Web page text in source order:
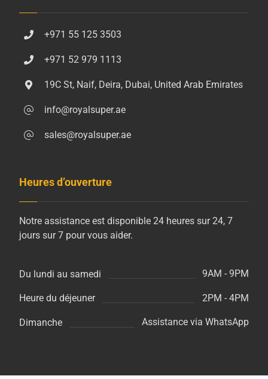
+971 55 125 3503
+971 52 979 1113
19C St, Naif, Deira, Dubai, United Arab Emirates
info@royalsuper.ae
sales@royalsuper.ae
Heures d’ouverture
Notre assistance est disponible 24 heures sur 24, 7
jours sur 7 pour vous aider.
Du lundi au samedi 9AM - 9PM
Heure du déjeuner 2PM - 4PM
Dimanche Assistance via WhatsApp